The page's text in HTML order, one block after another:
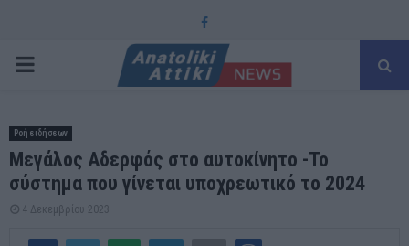
Facebook
PRIMARY
Ροή ειδήσεων
Μεγάλος Αδερφός στο αυτοκίνητο -Το
σύστημα που γίνεται υποχρεωτικό το 2024
4 Δεκεμβρίου 2023